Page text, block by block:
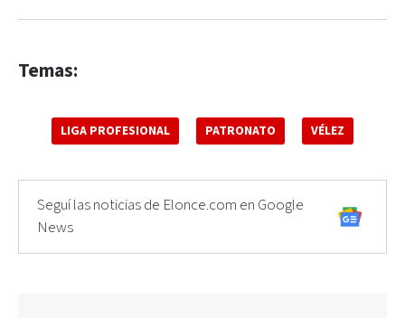
Temas:
LIGA PROFESIONAL PATRONATO VÉLEZ
Seguí las noticias de Elonce.com en Google
News